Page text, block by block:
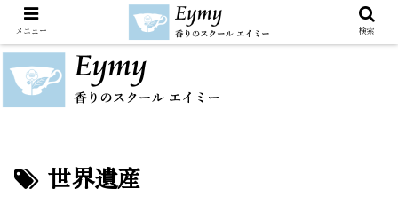
世界遺産
メニュー 検索